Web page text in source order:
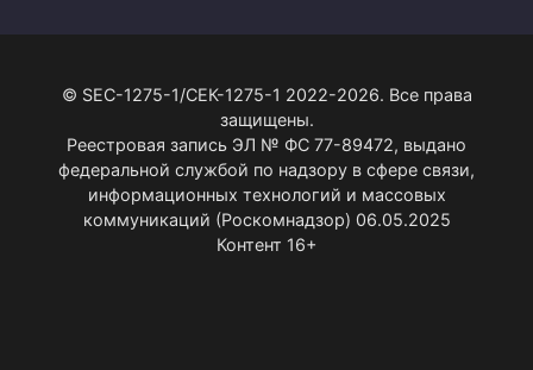
CVE-2026-40368 CVE-2026-40418 CVE-2026-40419
© SEC-1275-1/СЕК-1275-1 2022-2026. Все права
защищены.
Реестровая запись ЭЛ № ФС 77-89472, выдано
федеральной службой по надзору в сфере связи,
информационных технологий и массовых
коммуникаций (Роскомнадзор) 06.05.2025
Контент 16+